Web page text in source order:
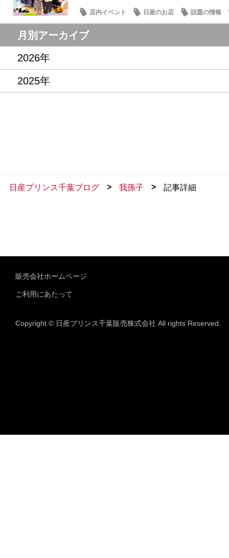
店内イベント 日産のお店 話題の情報
月別アーカイブ
2026年
2025年
日産プリンス千葉ブログ > 我孫子 > 記事詳細
販売会社ホームページ
ご利用にあたって
Copyright © 日産プリンス千葉販売株式会社 All rights Reserved.